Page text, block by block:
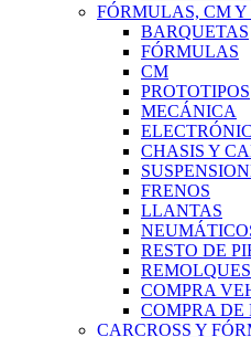
FÓRMULAS, CM
BARQUETAS
FÓRMULAS
CM
PROTOTIPOS
MECÁNICA
CHASIS Y
FRENOS
LLANTAS
RESTO DE
REMOLQUES
COMPRA
COMPRA DE
CARCROSS Y